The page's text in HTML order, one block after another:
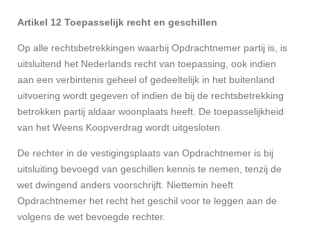
Artikel 12 Toepasselijk recht en geschillen
Op alle rechtsbetrekkingen waarbij Opdrachtnemer partij is, is
uitsluitend het Nederlands recht van toepassing, ook indien
aan een verbintenis geheel of gedeeltelijk in het buitenland
uitvoering wordt gegeven of indien de bij de rechtsbetrekking
betrokken partij aldaar woonplaats heeft. De toepasselijkheid
van het Weens Koopverdrag wordt uitgesloten.
De rechter in de vestigingsplaats van Opdrachtnemer is bij
uitsluiting bevoegd van geschillen kennis te nemen, tenzij de
wet dwingend anders voorschrijft. Niettemin heeft
Opdrachtnemer het recht het geschil voor te leggen aan de
volgens de wet bevoegde rechter.